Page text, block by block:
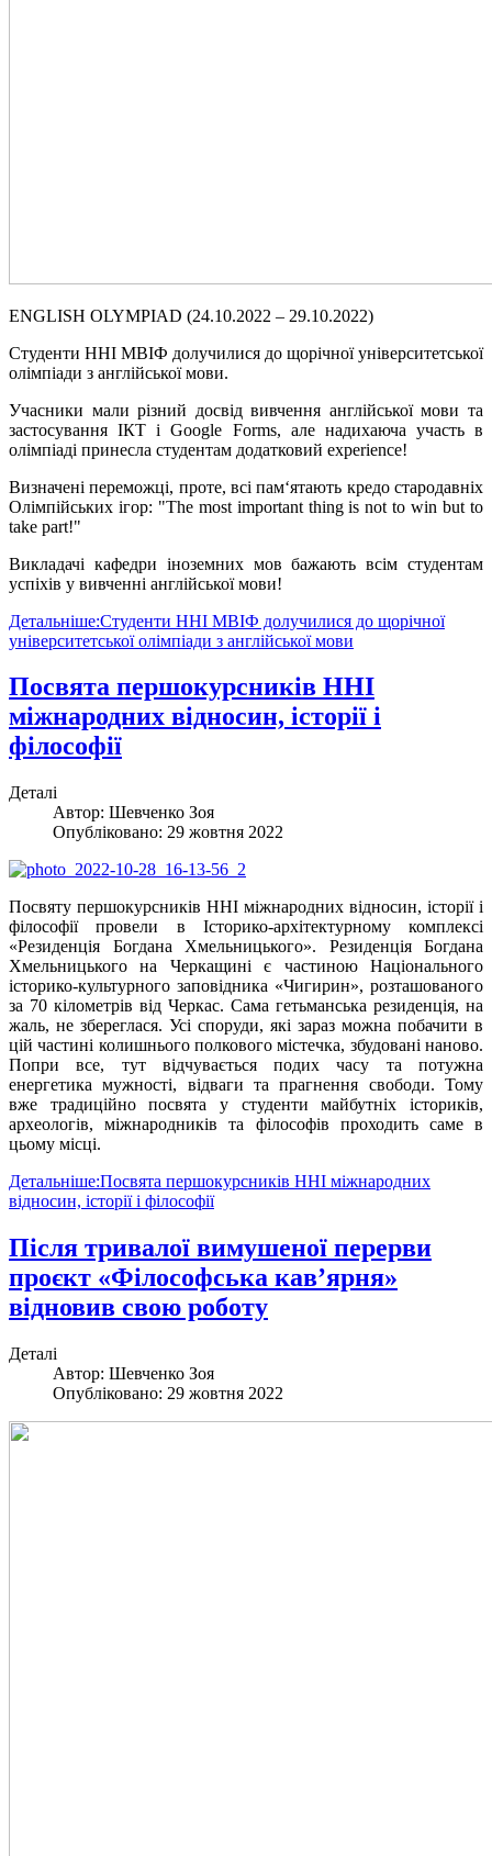
ENGLISH OLYMPIAD (24.10.2022 – 29.10.2022)
Студенти ННІ МВІФ долучилися до щорічної університетської
олімпіади з англійської мови.
Учасники мали різний досвід вивчення англійської мови та
застосування ІКТ і Google Forms, але надихаюча участь в
олімпіаді принесла студентам додатковий experience!
Визначені переможці, проте, всі пам‘ятають кредо стародавніх
Олімпійських ігор: "The most important thing is not to win but to
take part!"
Викладачі кафедри іноземних мов бажають всім студентам
успіхів у вивченні англійської мови!
Детальніше:Студенти ННІ МВІФ долучилися до щорічної
університетської олімпіади з англійської мови
Посвята першокурсників ННІ
міжнародних відносин, історії і
філософії
Деталі
Автор: Шевченко Зоя
Опубліковано: 29 жовтня 2022
Посвяту першокурсників ННІ міжнародних відносин, історії і
філософії провели в Історико-архітектурному комплексі
«Резиденція Богдана Хмельницького». Резиденція Богдана
Хмельницького на Черкащині є частиною Національного
історико-культурного заповідника «Чигирин», розташованого
за 70 кілометрів від Черкас. Сама гетьманська резиденція, на
жаль, не збереглася. Усі споруди, які зараз можна побачити в
цій частині колишнього полкового містечка, збудовані наново.
Попри все, тут відчувається подих часу та потужна
енергетика мужності, відваги та прагнення свободи. Тому
вже традиційно посвята у студенти майбутніх істориків,
археологів, міжнародників та філософів проходить саме в
цьому місці.
Детальніше:Посвята першокурсників ННІ міжнародних
відносин, історії і філософії
Після тривалої вимушеної перерви
проєкт «Філософська кав’ярня»
відновив свою роботу
Деталі
Автор: Шевченко Зоя
Опубліковано: 29 жовтня 2022